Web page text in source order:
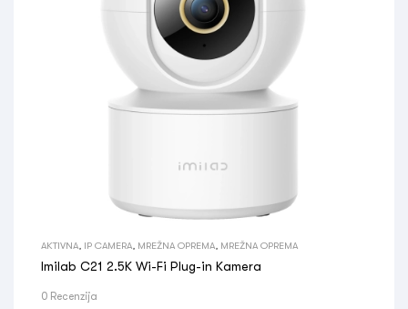
AKTIVNA IP CAMERA MREŽNA OPREMA MREŽNA OPREMA
Imilab C21 2.5K Wi-Fi Plug-in Kamera
0 Recenzija